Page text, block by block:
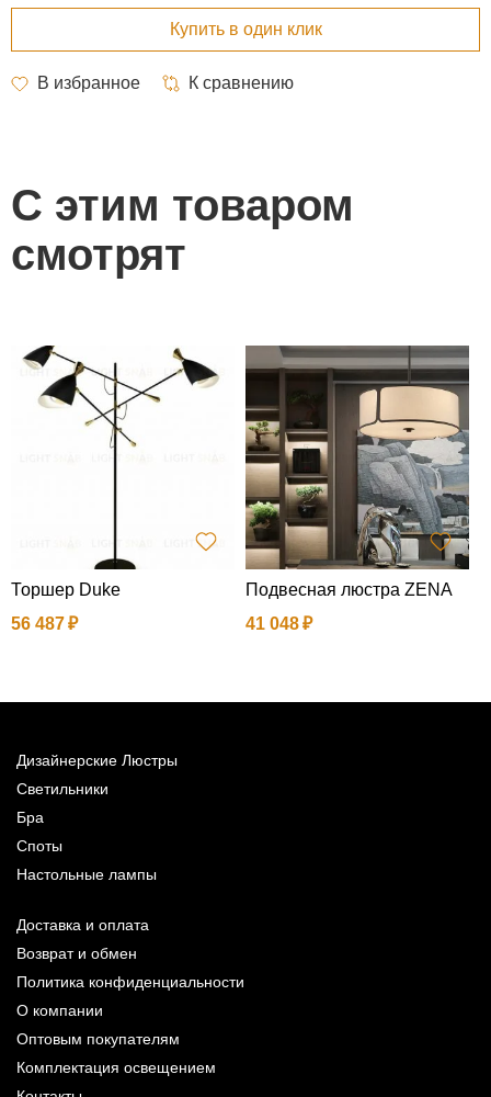
С этим товаром
смотрят
Торшер Duke
56 487
Подвесная люстра ZENA
41 048
Дизайнерские Люстры
Светильники
Бра
Споты
Настольные лампы
Доставка и оплата
Возврат и обмен
Политика конфиденциальности
О компании
Оптовым покупателям
Комплектация освещением